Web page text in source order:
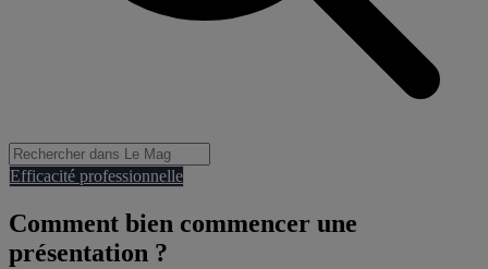
Efficacité professionnelle
Comment bien commencer une
présentation ?